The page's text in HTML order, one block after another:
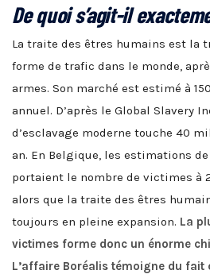
De quoi s’agit-il
La traite des êtres humains est la
forme de trafic dans le monde,
armes. Son marché est estimé à
annuel. D’après le Global Slavery
d’esclavage moderne touche 40
an. En Belgique, les estimations
portaient le nombre de victimes à
alors que la traite des êtres
toujours en pleine expansion. La
victimes forme donc un énorme
L’affaire Boréalis témoigne du fait